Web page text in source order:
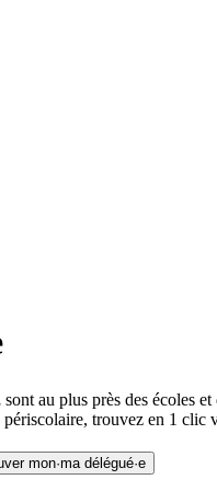
sont au plus près des écoles
trouvez en 1 clic
mon·ma délégué·e